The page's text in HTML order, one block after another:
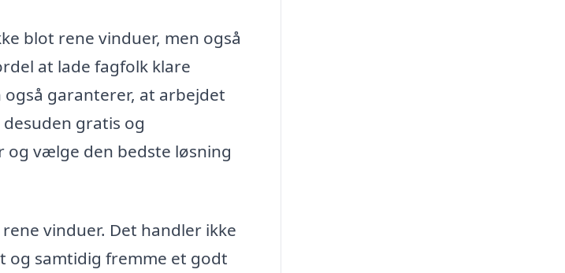
blot rene vinduer, men også
at lade fagfolk klare
garanterer, at arbejdet
gratis og
vælge den bedste løsning
vinduer. Det handler ikke
og samtidig fremme et godt